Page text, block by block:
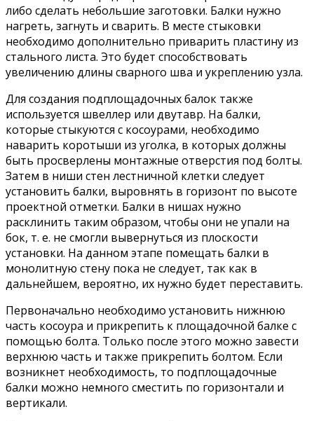
либо сделать небольшие заготовки. Балки нужно
нагреть, загнуть и сварить. В месте стыковки
необходимо дополнительно приварить пластину из
стального листа. Это будет способствовать
увеличению длины сварного шва и укреплению узла.
Для создания подплощадочных балок также
используется швеллер или двутавр. На балки,
которые стыкуются с косоурами, необходимо
наварить коротыши из уголка, в которых должны
быть просверлены монтажные отверстия под болты.
Затем в ниши стен лестничной клетки следует
установить балки, выровнять в горизонт по высоте
проектной отметки. Балки в нишах нужно
расклинить таким образом, чтобы они не упали на
бок, т. е. не смогли вывернуться из плоскости
установки. На данном этапе помещать балки в
монолитную стену пока не следует, так как в
дальнейшем, вероятно, их нужно будет переставить.
Первоначально необходимо установить нижнюю
часть косоура и прикрепить к площадочной балке с
помощью болта. Только после этого можно завести
верхнюю часть и также прикрепить болтом. Если
возникнет необходимость, то подплощадочные
балки можно немного сместить по горизонтали и
вертикали.